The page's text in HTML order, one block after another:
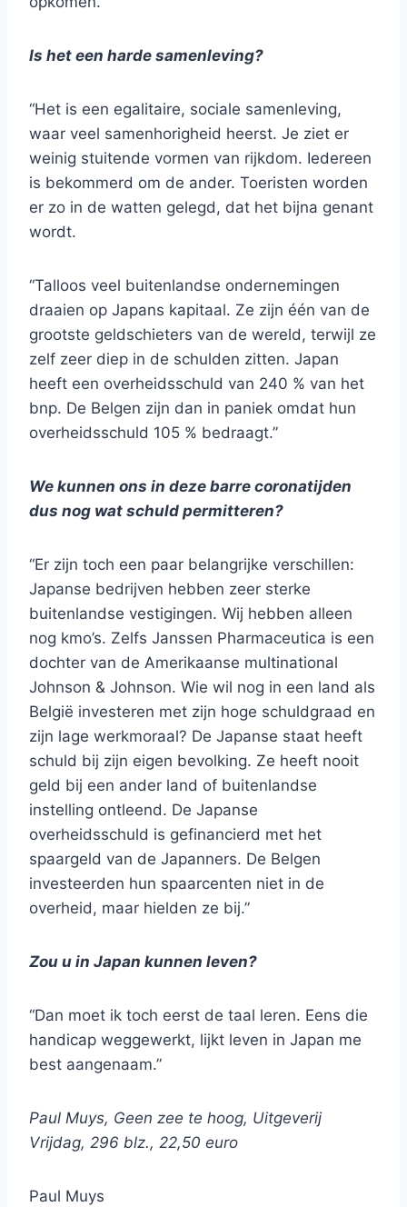
Is het een harde samenleving?
“Het is een egalitaire, sociale samenleving,
waar veel samenhorigheid heerst. Je ziet er
weinig stuitende vormen van rijkdom. Iedereen
is bekommerd om de ander. Toeristen worden
er zo in de watten gelegd, dat het bijna genant
wordt.
“Talloos veel buitenlandse ondernemingen
draaien op Japans kapitaal. Ze zijn één van de
grootste geldschieters van de wereld, terwijl ze
zelf zeer diep in de schulden zitten. Japan
heeft een overheidsschuld van 240 % van het
bnp. De Belgen zijn dan in paniek omdat hun
overheidsschuld 105 % bedraagt.”
We kunnen ons in deze barre coronatijden
dus nog wat schuld permitteren?
“Er zijn toch een paar belangrijke verschillen:
Japanse bedrijven hebben zeer sterke
buitenlandse vestigingen. Wij hebben alleen
nog kmo’s. Zelfs Janssen Pharmaceutica is een
dochter van de Amerikaanse multinational
Johnson & Johnson. Wie wil nog in een land als
België investeren met zijn hoge schuldgraad en
zijn lage werkmoraal? De Japanse staat heeft
schuld bij zijn eigen bevolking. Ze heeft nooit
geld bij een ander land of buitenlandse
instelling ontleend. De Japanse
overheidsschuld is gefinancierd met het
spaargeld van de Japanners. De Belgen
investeerden hun spaarcenten niet in de
overheid, maar hielden ze bij.”
Zou u in Japan kunnen leven?
“Dan moet ik toch eerst de taal leren. Eens die
handicap weggewerkt, lijkt leven in Japan me
best aangenaam.”
Paul Muys, Geen zee te hoog, Uitgeverij
Vrijdag, 296 blz., 22,50 euro
Paul Muys